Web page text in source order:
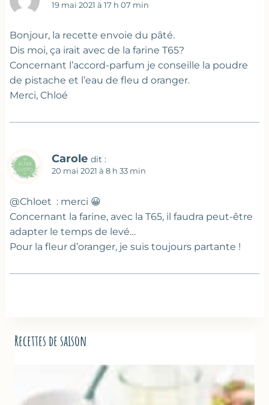
19 mai 2021 à 17 h 07 min
Bonjour, la recette envoie du pâté.
Dis moi, ça irait avec de la farine T65?
Concernant l’accord-parfum je conseille la poudre
de pistache et l’eau de fleu d oranger.
Merci, Chloé
Carole dit :
20 mai 2021 à 8 h 33 min
@Chloet : merci 😀
Concernant la farine, avec la T65, il faudra peut-être
adapter le temps de levé…
Pour la fleur d’oranger, je suis toujours partante !
Recettes de saison